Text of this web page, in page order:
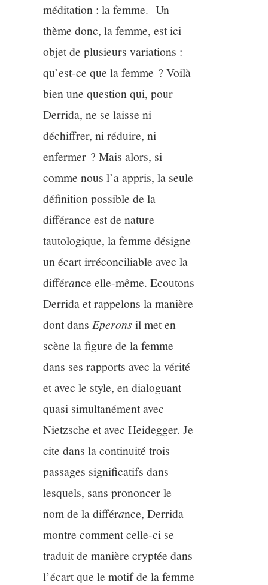
méditation : la femme. Un
thème donc, la femme, est ici
objet de plusieurs variations :
qu’est-ce que la femme ? Voilà
bien une question qui, pour
Derrida, ne se laisse ni
déchiffrer, ni réduire, ni
enfermer ? Mais alors, si
comme nous l’a appris, la seule
définition possible de la
différance est de nature
tautologique, la femme désigne
un écart irréconciliable avec la
différance elle-même. Ecoutons
Derrida et rappelons la manière
dont dansEperonsil met en
scène la figure de la femme
dans ses rapports avec la vérité
et avec le style, en dialoguant
quasi simultanément avec
Nietzsche et avec Heidegger. Je
cite dans la continuité trois
passages significatifs dans
lesquels, sans prononcer le
nom de la différance, Derrida
montre comment celle-ci se
traduit de manière cryptée dans
l’écart que le motif de la femme